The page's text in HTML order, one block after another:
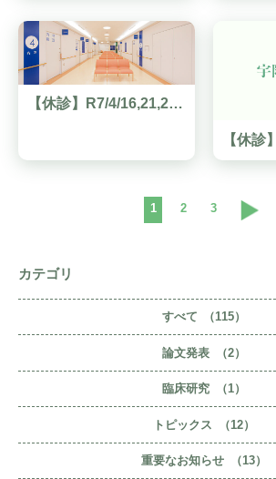
カテゴリ
すべて （115）
論文発表 （2）
臨床研究 （1）
トピックス （12）
重要なお知らせ （13）
【休診】R7/4/16,21,28 整形外科休診情報
1 2 3